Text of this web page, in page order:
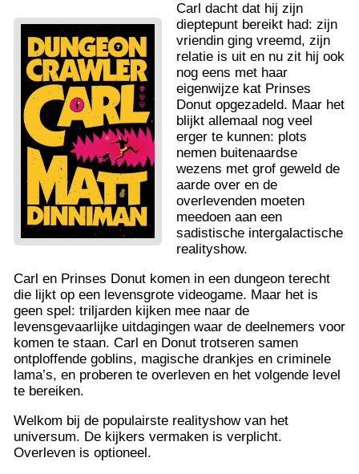
Carl dacht dat hij zijn
dieptepunt bereikt had: zijn
vriendin ging vreemd, zijn
relatie is uit en nu zit hij ook
nog eens met haar
eigenwijze kat Prinses
Donut opgezadeld. Maar het
blijkt allemaal nog veel
erger te kunnen: plots
nemen buitenaardse
wezens met grof geweld de
aarde over en de
overlevenden moeten
meedoen aan een
sadistische intergalactische
realityshow.
Carl en Prinses Donut komen in een dungeon terecht
die lijkt op een levensgrote videogame. Maar het is
geen spel: triljarden kijken mee naar de
levensgevaarlijke uitdagingen waar de deelnemers voor
komen te staan. Carl en Donut trotseren samen
ontploffende goblins, magische drankjes en criminele
lama’s, en proberen te overleven en het volgende level
te bereiken.
Welkom bij de populairste realityshow van het
universum. De kijkers vermaken is verplicht.
Overleven is optioneel.